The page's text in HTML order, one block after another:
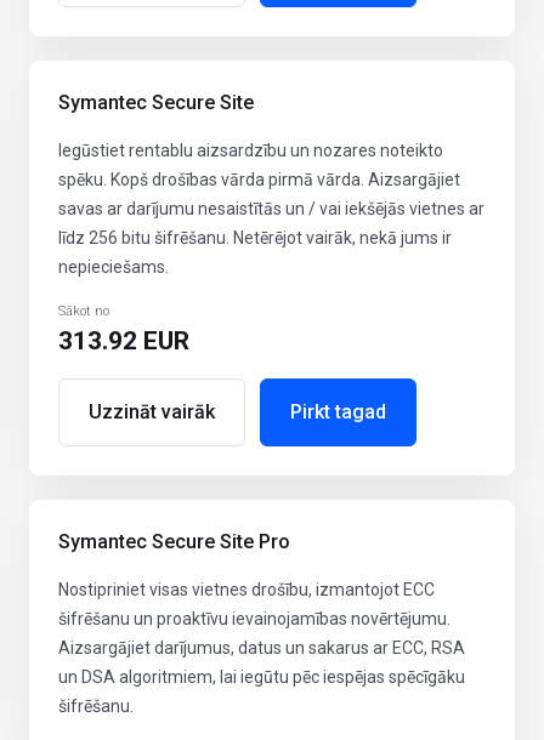
Symantec Secure Site
Iegūstiet rentablu aizsardzību un nozares noteikto
spēku. Kopš drošības vārda pirmā vārda. Aizsargājiet
savas ar darījumu nesaistītās un / vai iekšējās vietnes ar
līdz 256 bitu šifrēšanu. Netērējot vairāk, nekā jums ir
nepieciešams.
Sākot no
313.92 EUR
Uzzināt vairāk Pirkt tagad
Symantec Secure Site Pro
Nostipriniet visas vietnes drošību, izmantojot ECC
šifrēšanu un proaktīvu ievainojamības novērtējumu.
Aizsargājiet darījumus, datus un sakarus ar ECC, RSA
un DSA algoritmiem, lai iegūtu pēc iespējas spēcīgāku
šifrēšanu.